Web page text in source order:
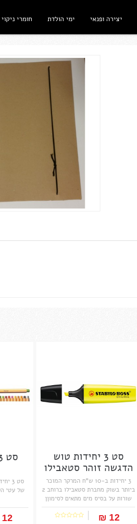
יצירה ופנאי ימי הולדת חומרי
סט 3 יחידות טוש
הדגשה זוהר סטאבילו
בוס...
3 יחידות ב-10 ש"ח המרקר המוכר
ביותר בשוק מחברת סטאבילו ברוחב 2
שורות על בסיס מים מתאים לסימוןן
והדגשה של שורות לכל סוגי נייר
12 ₪‎
12 ₪‎